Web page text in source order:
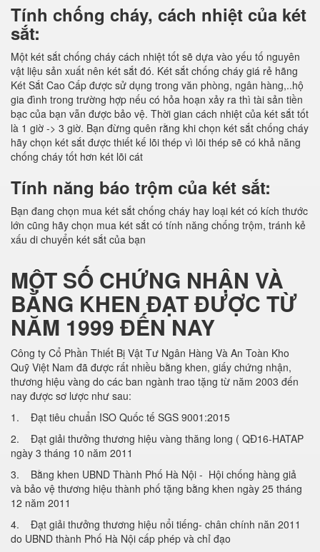
Tính chống cháy, cách nhiệt của két
sắt:
Một két sắt chống cháy cách nhiệt tốt sẽ dựa vào yếu tố nguyên
vật liệu sản xuất nên két sắt đó. Két sắt chống cháy giá rẻ hãng
Két Sắt Cao Cấp được sử dụng trong văn phòng, ngân hàng,..hộ
gia đình trong trường hợp nếu có hỏa hoạn xảy ra thì tài sản tiền
bạc của bạn vẫn được bảo vệ. Thời gian cách nhiệt của két sắt tốt
là 1 giờ -> 3 giờ. Bạn đừng quên rằng khi chọn két sắt chống cháy
hãy chọn két sắt được thiết kế lõi thép vì lõi thép sẽ có khả năng
chống cháy tốt hơn két lõi cát
Tính năng báo trộm của két sắt:
Bạn đang chọn mua két sắt chống cháy hay loại két có kích thước
lớn cũng hãy chọn mua két sắt có tính năng chống trộm, tránh kẻ
xấu di chuyển két sắt của bạn
MỘT SỐ CHỨNG NHẬN VÀ
BẰNG KHEN ĐẠT ĐƯỢC TỪ
NĂM 1999 ĐẾN NAY
Công ty Cổ Phần Thiết Bị Vật Tư Ngân Hàng Và An Toàn Kho
Quỹ Việt Nam đã được rất nhiều bằng khen, giấy chứng nhận,
thương hiệu vàng do các ban ngành trao tặng từ năm 2003 đến
nay được sơ lược như sau:
1. Đạt tiêu chuẩn ISO Quốc tế SGS 9001:2015
2. Đạt giải thưởng thương hiệu vàng thăng long ( QĐ16-HATAP
ngày 3 tháng 10 năm 2011
3. Bằng khen UBND Thành Phố Hà Nội - Hội chống hàng giả
và bảo vệ thương hiệu thành phố tặng bằng khen ngày 25 tháng
12 năm 2011
4. Đạt giải thưởng thương hiệu nổi tiếng- chân chính năn 2011
do UBND thành Phố Hà Nội cấp phép và chỉ đạo